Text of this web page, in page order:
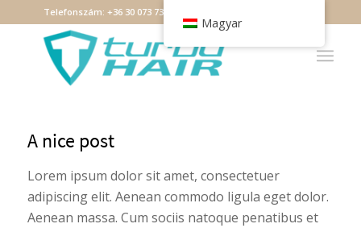
Telefonszám:+36 30 073 7349
A nice post
Lorem ipsum dolor sit amet, consectetuer
adipiscing elit. Aenean commodo ligula eget dolor.
Aenean massa. Cum sociis natoque penatibus et
Magyar